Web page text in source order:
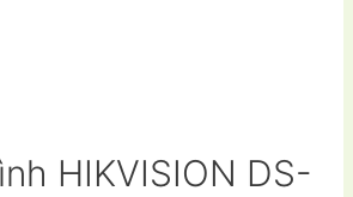
HIKVISION DS-